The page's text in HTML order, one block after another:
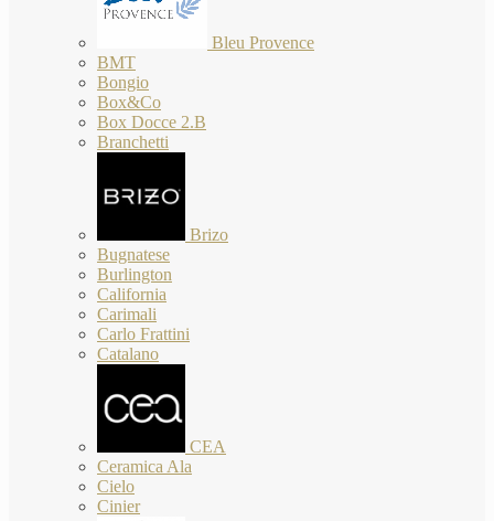
Bleu Provence
BMT
Bongio
Box&Co
Box Docce 2.B
Branchetti
Brizo
Bugnatese
Burlington
California
Carimali
Carlo Frattini
Catalano
CEA
Ceramica Ala
Cielo
Cinier